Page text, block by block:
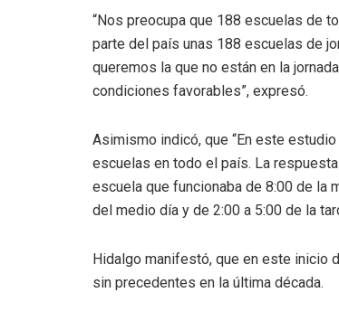
“Nos preocupa que 188 escuelas de
parte del país unas 188 escuelas de
queremos la que no están en la
condiciones favorables”, expresó.
Asimismo indicó, que “En este
escuelas en todo el país. La
escuela que funcionaba de 8:00 de la
del medio día y de 2:00 a 5:00 de la
Hidalgo manifestó, que en este inicio
sin precedentes en la última década.